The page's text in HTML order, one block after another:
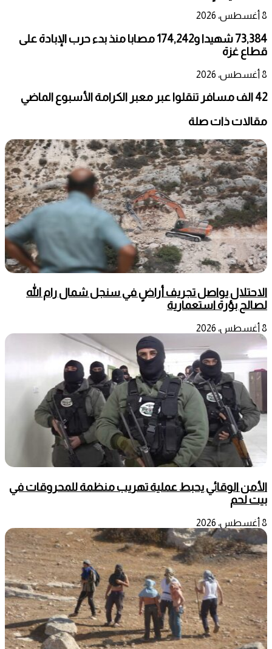
8 أغسطس، 2026
73,384 شهيدا و174,242 مصابا منذ بدء حرب الإبادة على
قطاع غزة
8 أغسطس، 2026
42 الف مسافر تنقلوا عبر معبر الكرامة الأسبوع الماضي
مقالات ذات صلة
الاحتلال يواصل تجريف أراضٍ في سنجل شمال رام الله
لصالح بؤرة استعمارية
8 أغسطس، 2026
الأمن الوقائي يحبط عملية تهريب منظمة للمحروقات في
بيت لحم
8 أغسطس، 2026